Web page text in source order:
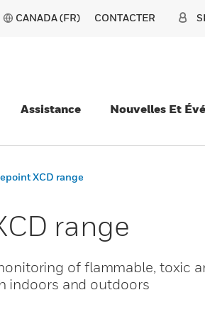
CANADA (FR) CONTACTER
Assistance Nouvelles Et
XCD range
range
of flammable, toxic
indoors and outdoors